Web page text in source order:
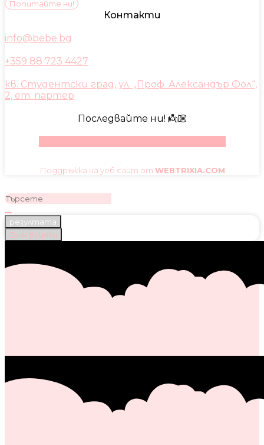
Попитайте ни!
Контакти
info@bebe.bg
+359 88 723 4427
кв. Студентски град, ул. „Проф. Александър Фол“,
2, ет. партер
Последвайте ни! 👼🏼
Поддръжка на уеб сайт от WEBTRIXIA.COM
резултата
Виж всички